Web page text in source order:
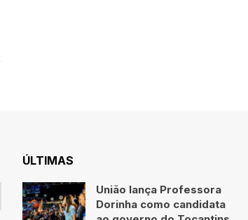
ÚLTIMAS
União lança Professora
Dorinha como candidata